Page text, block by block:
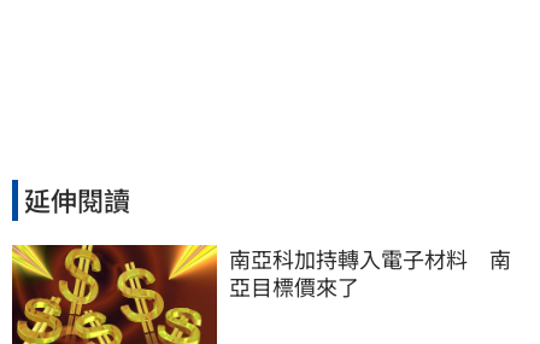
延伸閱讀
南亞科加持轉入電子材料　南
亞目標價來了